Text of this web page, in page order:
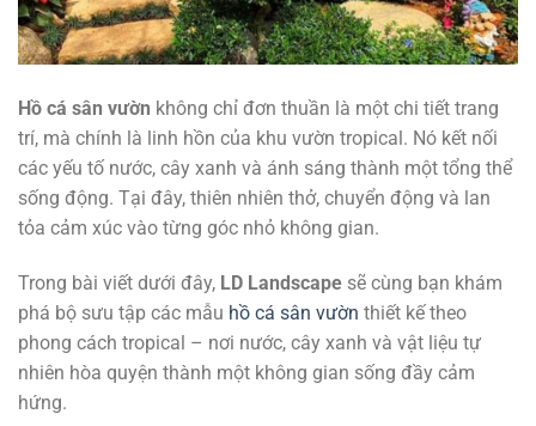
Hồ cá sân vườn không chỉ đơn thuần là một chi tiết trang
trí, mà chính là linh hồn của khu vườn tropical. Nó kết nối
các yếu tố nước, cây xanh và ánh sáng thành một tổng thể
sống động. Tại đây, thiên nhiên thở, chuyển động và lan
tỏa cảm xúc vào từng góc nhỏ không gian.
Trong bài viết dưới đây, LD Landscape sẽ cùng bạn khám
phá bộ sưu tập các mẫu hồ cá sân vườn thiết kế theo
phong cách tropical – nơi nước, cây xanh và vật liệu tự
nhiên hòa quyện thành một không gian sống đầy cảm
hứng.